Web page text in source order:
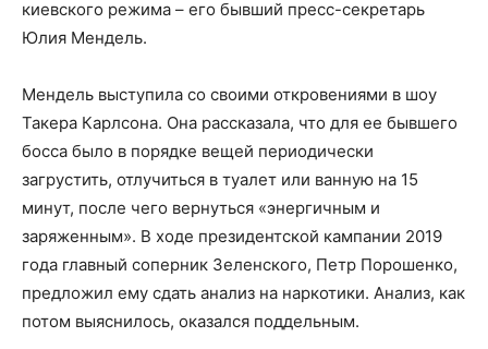
киевского режима – его бывший пресс-секретарь
Юлия Мендель.
Мендель выступила со своими откровениями в шоу
Такера Карлсона. Она рассказала, что для ее бывшего
босса было в порядке вещей периодически
загрустить, отлучиться в туалет или ванную на 15
минут, после чего вернуться «энергичным и
заряженным». В ходе президентской кампании 2019
года главный соперник Зеленского, Петр Порошенко,
предложил ему сдать анализ на наркотики. Анализ, как
потом выяснилось, оказался поддельным.